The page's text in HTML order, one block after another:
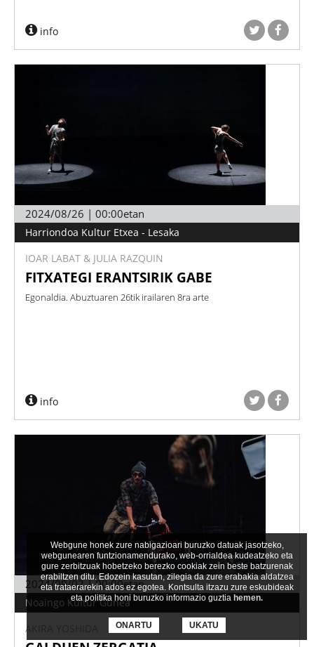
Webgune honek zure nabigazioari buruzko datuak jasotzeko,
webgunearen funtzionamendurako, web-orrialdea kudeatzeko eta
gure zerbitzuak hobetzeko berezko cookiak zein beste batzurenak
erabiltzen ditu. Edozein kasutan, zilegia da zure erabakia aldatzea
eta trataerarekin ados ez egotea. Kontsulta itzazu zure eskubideak
eta politika honi buruzko informazio guztia hemen.
ONARTU UKATU
info
2024/08/26 | 00:00etan
Harriondoa Kultur Etxea - Lesaka
IOAR LABAT & JULIA RAZQUIN
FITXATEGI ERANTSIRIK GABE
Egonaldia. Abuztuaren 26tik irailaren 8ra arte
info
2024/09/02 | 00:00etan
Noaingo Kultur Gunea
AKIRA YOSHIDA